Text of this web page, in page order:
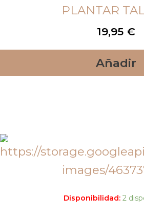
PLANTAR
19,95 €
Añadir
Disponibilidad: 2